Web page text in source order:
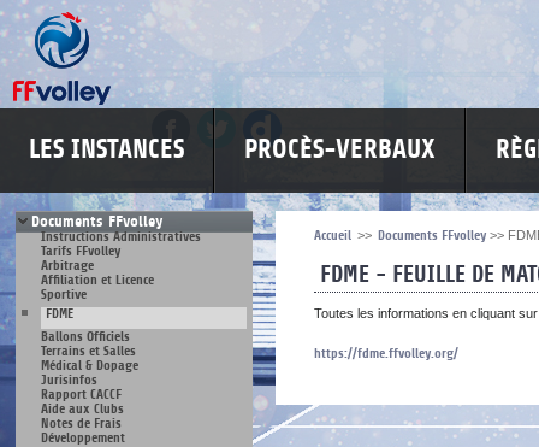
LES INSTANCES PROCÈS-VERBAUX
Documents FFvolley
Instructions Administratives
Tarifs FFvolley
Arbitrage
Affiliation et Licence
Sportive
FDME
Ballons Officiels
Terrains et Salles
Médical & Dopage
Jurisinfos
Rapport CACCF
Aide aux Clubs
Notes de Frais
Développement
Accueil >> Documents FFvolley >>
FDME - FEUILLE DE
Toutes les informations en cliquant
https://fdme.ffvolley.org/